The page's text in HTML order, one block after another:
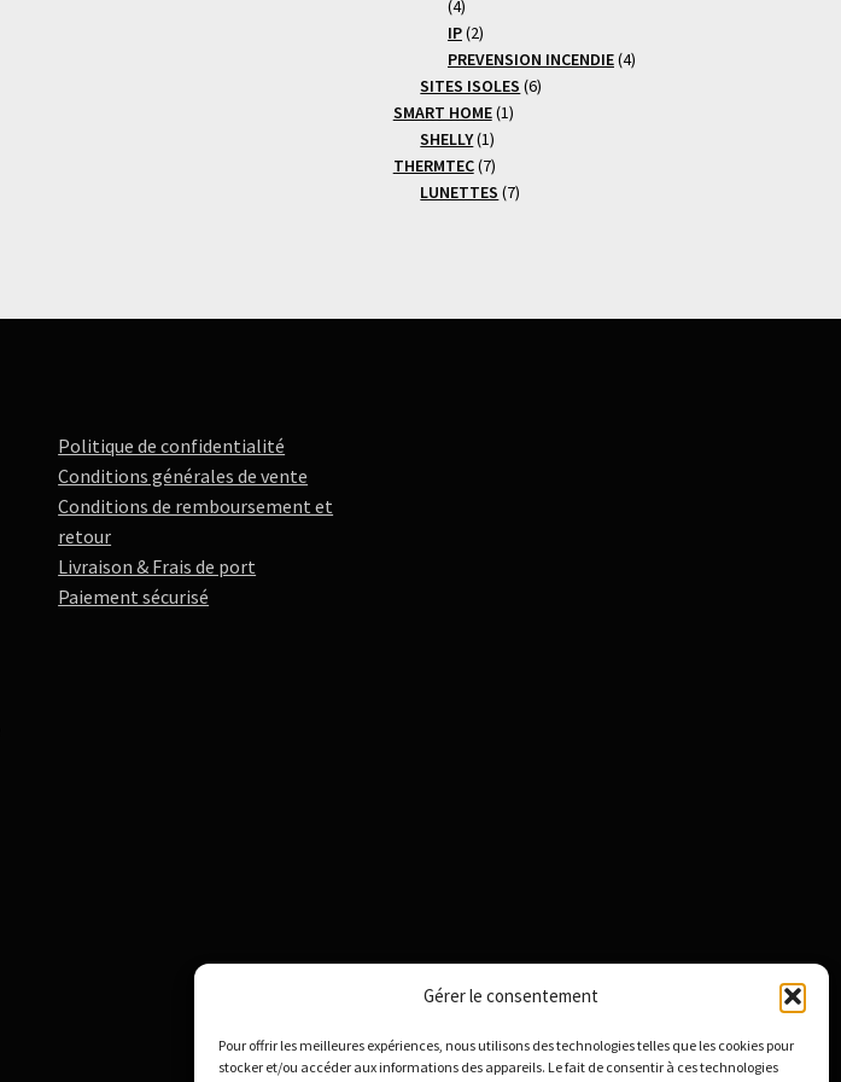
Gérer le consentement
Pour offrir les meilleures expériences, nous utilisons des technologies telles que les cookies pour
stocker et/ou accéder aux informations des appareils. Le fait de consentir à ces technologies
44
produits
IP 22
produits
PREVENSION INCENDIE 44
SITES ISOLES 66
SMART HOME 11
SHELLY 11
produit
THERMTEC 77
produits
LUNETTES 77
Politique de confidentialité
Conditions générales de vente
Conditions de remboursement et
retour
Livraison & Frais de port
Paiement sécurisé